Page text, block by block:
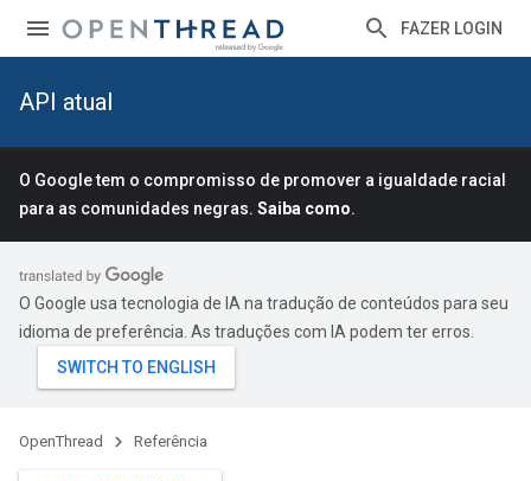
FAZER LOGIN
API atual
O Google tem o compromisso de promover a igualdade racial
para as comunidades negras. Saiba como.
O Google usa tecnologia de IA na tradução de conteúdos para seu
idioma de preferência. As traduções com IA podem ter erros.
OpenThread Referência